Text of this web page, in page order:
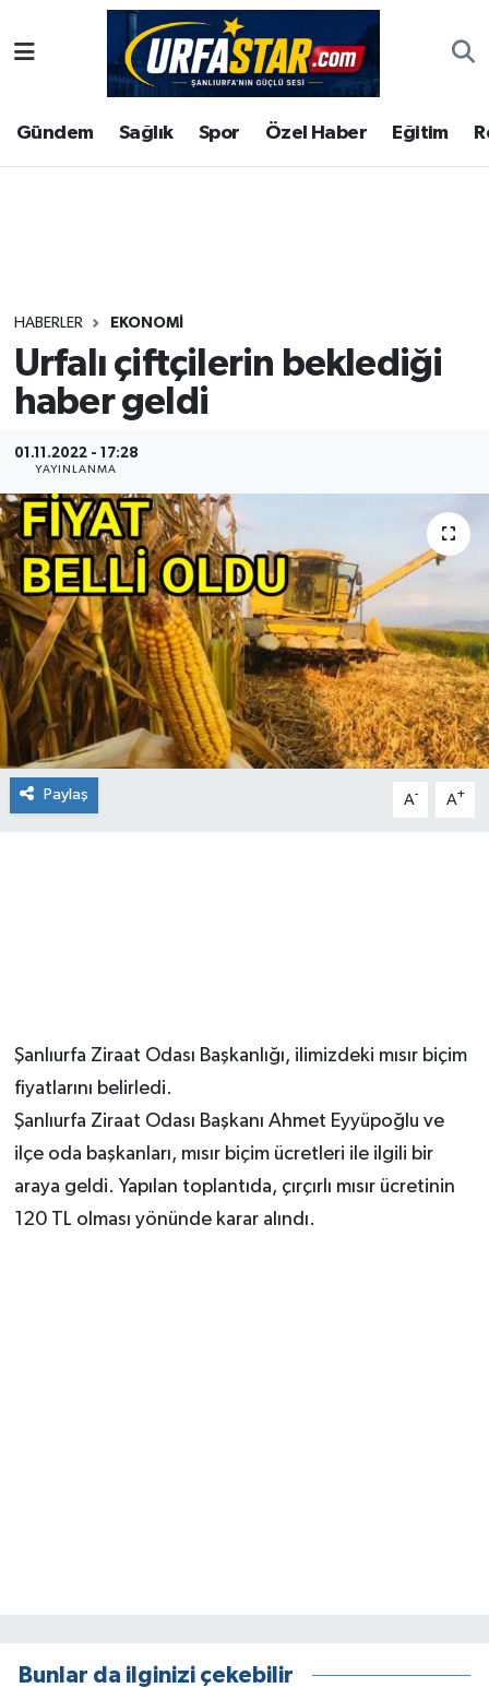
Gündem Sağlık Spor Özel Haber Eğitim
HABERLER EKONOMI
Urfalı çiftçilerin beklediği
haber geldi
01.11.2022 - 17:28
YAYINLANMA
Paylaş A- A+
Şanlıurfa Ziraat Odası Başkanlığı, ilimizdeki mısır biçim
fiyatlarını belirledi.
Şanlıurfa Ziraat Odası Başkanı Ahmet Eyyüpoğlu ve
ilçe oda başkanları, mısır biçim ücretleri ile ilgili bir
araya geldi. Yapılan toplantıda, çırçırlı mısır ücretinin
120 TL olması yönünde karar alındı.
Bunlar da ilginizi çekebilir
ASAYİS
ÇEVRE
Gündem
Kültür
Magazin
Şanlıurfa Nöbetçi Eczaneler
Şanlıurfa Hava Durumu
Tüm Manşetler
Son Dakika Haberleri
Haber Arşivi